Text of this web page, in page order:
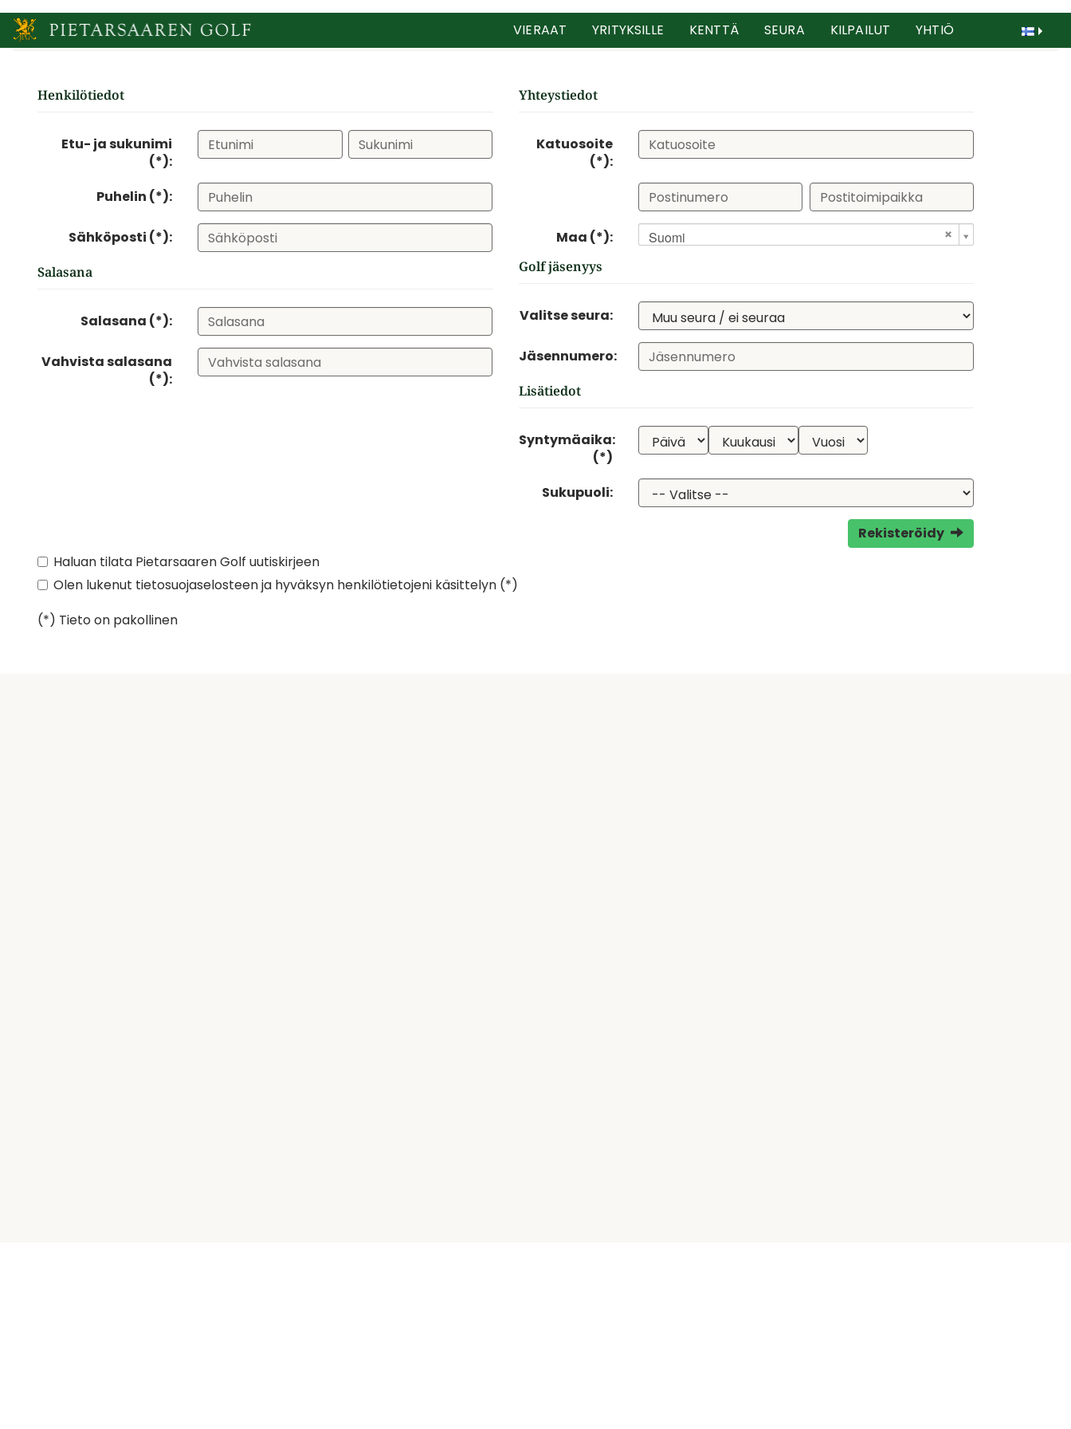
VIERAAT YRITYKSILLE KENTTÄ SEURA KILPAILUT YHTIÖ
Henkilötiedot
Etu- ja sukunimi
(*):
Puhelin (*):
Sähköposti (*):
Salasana
Salasana (*):
Vahvista salasana
(*):
Yhteystiedot
Katuosoite
(*):
Maa (*): Suomi
Golf jäsenyys
Valitse seura:
Jäsennumero:
Lisätiedot
Syntymäaika:
(*)
Sukupuoli:
Rekisteröidy
Haluan tilata Pietarsaaren Golf uutiskirjeen
Olen lukenut tietosuojaselosteenja hyväksyn henkilötietojeni käsittelyn (*)
(*) Tieto on pakollinen